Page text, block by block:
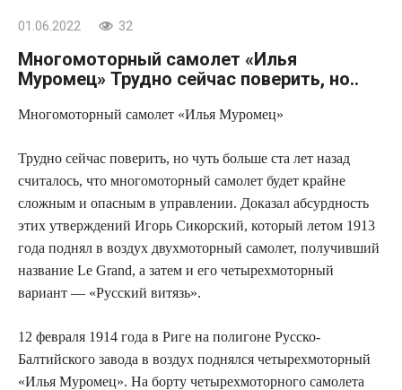
01.06.2022 32
Многомоторный самолет «Илья
Муромец» Трудно сейчас поверить, но..
Многомоторный самолет «Илья Муромец»
Трудно сейчас поверить, но чуть больше ста лет назад
считалось, что многомоторный самолет будет крайне
сложным и опасным в управлении. Доказал абсурдность
этих утверждений Игорь Сикорский, который летом 1913
года поднял в воздух двухмоторный самолет, получивший
название Le Grand, а затем и его четырехмоторный
вариант — «Русский витязь».
12 февраля 1914 года в Риге на полигоне Русско-
Балтийского завода в воздух поднялся четырехмоторный
«Илья Муромец». На борту четырехмоторного самолета